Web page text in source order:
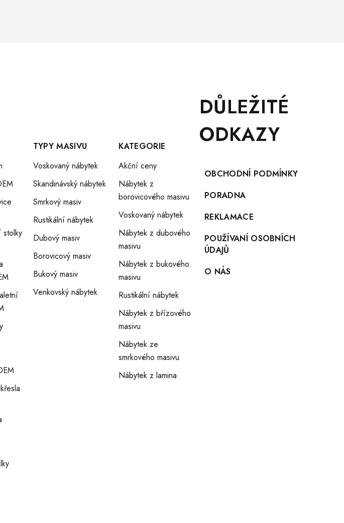
Y
V
Ý
I
stolky
TYPY MASIVU
Voskovaný nábytek
Skandinávský nábytek
Smrkový masiv
Rustikální nábytek
Dubový masiv
Borovicový masiv
Bukový masiv
Venkovský nábytek
KATEGORIE
Akční ceny
Nábytek z
borovicového masivu
Voskovaný nábytek
Nábytek z dubového
masivu
Nábytek z bukového
masivu
Rustikální nábytek
Nábytek z břízového
masivu
Nábytek ze
smrkového masivu
Nábytek z lamina
DŮLEŽITÉ
ODKAZY
OBCHODNÍ PODMÍNKY
PORADNA
REKLAMACE
POUŽÍVANÍ OSOBNÍCH
ÚDAJŮ
O NÁS